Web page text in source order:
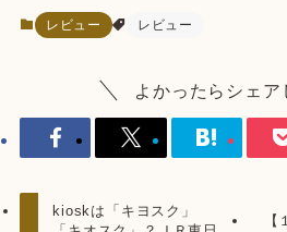
レビュー レビュー
よかったらシェア
kioskは「キヨスク」